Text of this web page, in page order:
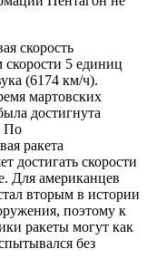
скорость
скорости 5 единиц
(6174 км/ч).
мартовских
достигнута
По
ракета
достигать скорости
Для американцев
вторым в истории
поэтому к
ракеты могут как
без